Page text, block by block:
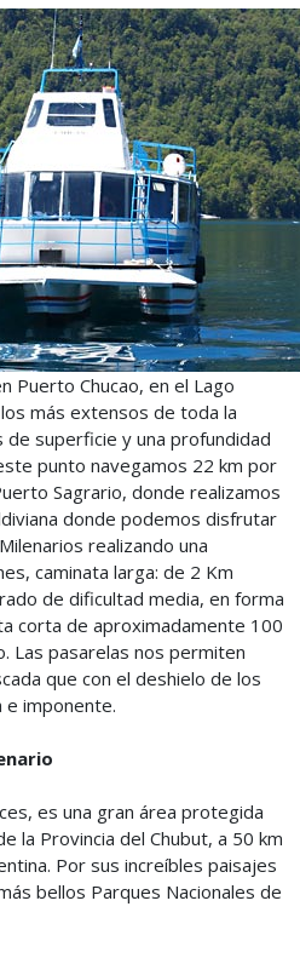
Puerto Chucao, en el Lago
más extensos de toda la
de superficie y una profundidad
punto navegamos 22 km por
Sagrario, donde realizamos
donde podemos disfrutar
realizando una
caminata larga: de 2 Km
de dificultad media, en forma
corta de aproximadamente 100
Las pasarelas nos permiten
que con el deshielo de los
e imponente.
es una gran área protegida
la Provincia del Chubut, a 50 km
Por sus increíbles paisajes
bellos Parques Nacionales de